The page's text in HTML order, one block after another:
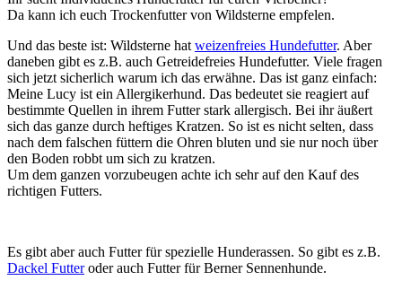
Da kann ich euch Trockenfutter von Wildsterne empfelen.
Und das beste ist: Wildsterne hat weizenfreies Hundefutter. Aber
daneben gibt es z.B. auch Getreidefreies Hundefutter. Viele fragen
sich jetzt sicherlich warum ich das erwähne. Das ist ganz einfach:
Meine Lucy ist ein Allergikerhund. Das bedeutet sie reagiert auf
bestimmte Quellen in ihrem Futter stark allergisch. Bei ihr äußert
sich das ganze durch heftiges Kratzen. So ist es nicht selten, dass
nach dem falschen füttern die Ohren bluten und sie nur noch über
den Boden robbt um sich zu kratzen.
Um dem ganzen vorzubeugen achte ich sehr auf den Kauf des
richtigen Futters.
Es gibt aber auch Futter für spezielle Hunderassen. So gibt es z.B.
Dackel Futteroder auch Futter für Berner Sennenhunde.